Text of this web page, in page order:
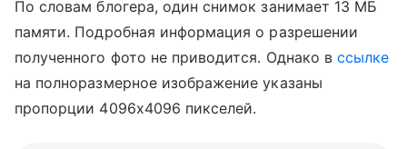
По словам блогера, один снимок занимает 13 МБ
памяти. Подробная информация о разрешении
полученного фото не приводится. Однако в ссылке
на полноразмерное изображение указаны
пропорции 4096x4096 пикселей.